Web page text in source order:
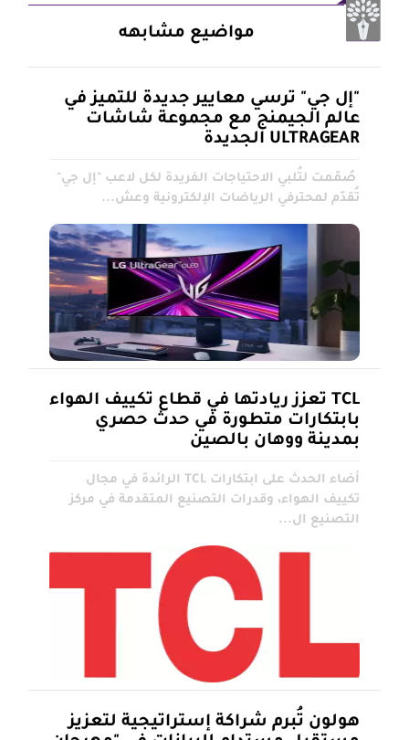
مواضيع مشابهه
"إل جي" ترسي معايير جديدة للتميز في
عالم الجيمنج مع مجموعة شاشات
ULTRAGEAR الجديدة
صُمّمت لتُلبي الاحتياجات الفريدة لكل لاعب "إل جي"
تُقدّم لمحترفي الرياضات الإلكترونية وعش...
TCL تعزز ريادتها في قطاع تكييف الهواء
بابتكارات متطورة في حدث حصري
بمدينة ووهان بالصين
أضاء الحدث على ابتكارات TCL الرائدة في مجال
تكييف الهواء، وقدرات التصنيع المتقدمة في مركز
التصنيع ال...
هولون تُبرم شراكة إستراتيجية لتعزيز